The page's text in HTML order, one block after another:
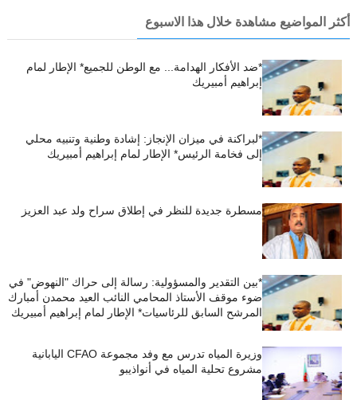
أكثر المواضيع مشاهدة خلال هذا الاسبوع
*ضد الأفكار الهدامة... مع الوطن للجميع* الإطار لمام
إبراهيم أمبيريك
*لبراكنة في ميزان الإنجاز: إشادة وطنية وتنبيه محلي
إلى فخامة الرئيس* الإطار لمام إبراهيم أمبيريك
مسطرة جديدة للنظر في إطلاق سراح ولد عبد العزيز
*بين التقدير والمسؤولية: رسالة إلى حراك "النهوض" في
ضوء موقف الأستاذ المحامي النائب العيد محمدن أمبارك
المرشح السابق للرئاسيات* الإطار لمام إبراهيم أمبيريك
وزيرة المياه تدرس مع وفد مجموعة CFAO اليابانية
مشروع تحلية المياه في أنواذيبو